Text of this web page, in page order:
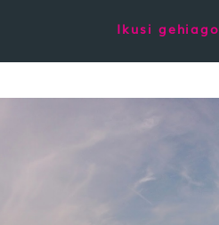
Ikusi gehiago